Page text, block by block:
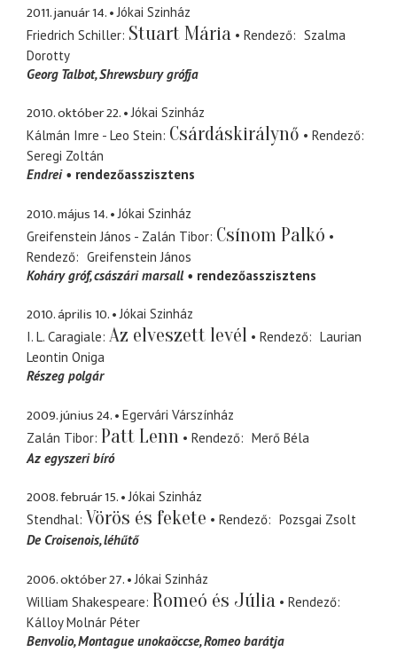
2011. január 14.
Jókai Szinház
Friedrich Schiller Stuart Mária Rendező
Szalma
Dorotty
Georg Talbot Shrewsbury grófja
2010. október 22.
Jókai Szinház
Kálmán Imre - Leo Stein Csárdáskirálynő
Rendező
Seregi Zoltán
Endrei
rendezőasszisztens
2010. május 14.
Jókai Szinház
Greifenstein János - Zalán Tibor Csínom Palkó
Rendező
Greifenstein János
Koháry gróf császári marsall rendezőasszisztens
2010. április 10.
Jókai Szinház
I. L. Caragiale Az elveszett levél Rendező
Laurian
Leontin Oniga
Részeg polgár
2009. június 24.
Egervári Várszínház
Zalán Tibor Patt Lenn Rendező
Merő Béla
Az egyszeri bíró
2008. február 15.
Jókai Szinház
Stendhal Vörös és fekete Rendező
Pozsgai Zsolt
De Croisenois léhűtő
2006. október 27.
Jókai Szinház
William Shakespeare Romeó és Júlia
Rendező
Kálloy Molnár Péter
Benvolio Montague unokaöccse, Romeo barátja